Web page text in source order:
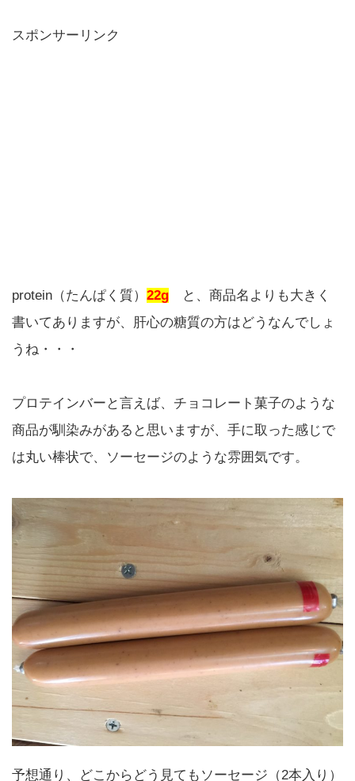
スポンサーリンク
protein（たんぱく質） 22g と、商品名よりも大きく
書いてありますが、肝心の糖質の方はどうなんでしょ
うね・・・
プロテインバーと言えば、チョコレート菓子のような
商品が馴染みがあると思いますが、手に取った感じで
は丸い棒状で、ソーセージのような雰囲気です。
予想通り、どこからどう見てもソーセージ（2本入り）